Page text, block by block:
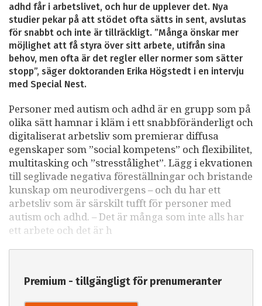
adhd får i arbetslivet, och hur de upplever det. Nya
studier pekar på att stödet ofta sätts in sent, avslutas
för snabbt och inte är tillräckligt. ”Många önskar mer
möjlighet att få styra över sitt arbete, utifrån sina
behov, men ofta är det regler eller normer som sätter
stopp”, säger doktoranden Erika Högstedt i en intervju
med Special Nest.
Personer med autism och adhd är en grupp som på
olika sätt hamnar i kläm i ett snabbföränderligt och
digitaliserat arbetsliv som premierar diffusa
egenskaper som ”social kompetens” och flexibilitet,
multitasking och ”stresstålighet”. Lägg i ekvationen
till seglivade negativa föreställningar och bristande
kunskap om neurodivergens – och du har ett
arbetsliv som är särskilt tufft för personer med
autism och adhd. – Det är många som inte alls har
ett arbete och det är h
Premium - tillgängligt för prenumeranter